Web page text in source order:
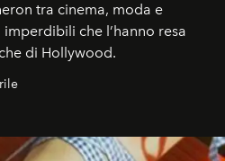
tra cinema, moda e
che l’hanno resa
di Hollywood.